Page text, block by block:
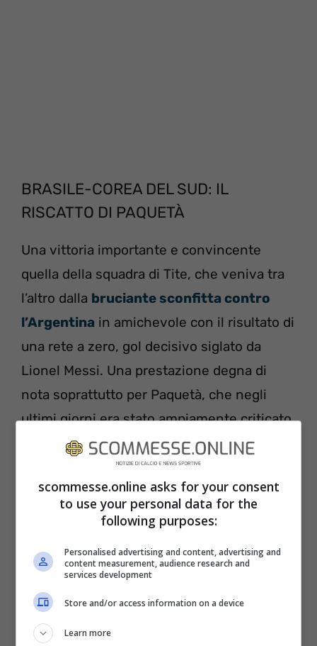
BRASILE-COREA DEL SUD: IL
RISCATTO DI PAQUETÀ
Una vittoria importante e convincente
quella della squadra di Tite, che veniva tra
l’altro dalla bruciante sconfitta contro
l’Argentina in amichevole con il risultato di
una rete a zero, gol decisivo siglato da
Lionel Messi. Una prestazione degna di
nota soprattutto per Paquetà, che negli
ultimi giorni era stato ampiamente criticato
in particolare daRivaldo, per il fatto di
indossare la prestigiosa maglia numero 10.
Le critiche dell’ex Pallone d’Oro, aveva
specificato lo stesso, non erano rivolte
assegnare una maglia così pesante ad un
scommesse.online asks for your consent
to use your personal data for the
following purposes:
Personalised advertising and content, advertising and
content measurement, audience research and
services development
Store and/or access information on a device
Learn more